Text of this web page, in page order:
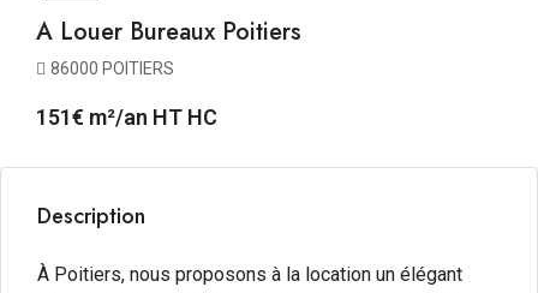
A Louer Bureaux Poitiers
86000 POITIERS
151€ m²/an HT HC
Description
À Poitiers, nous proposons à la location un élégant